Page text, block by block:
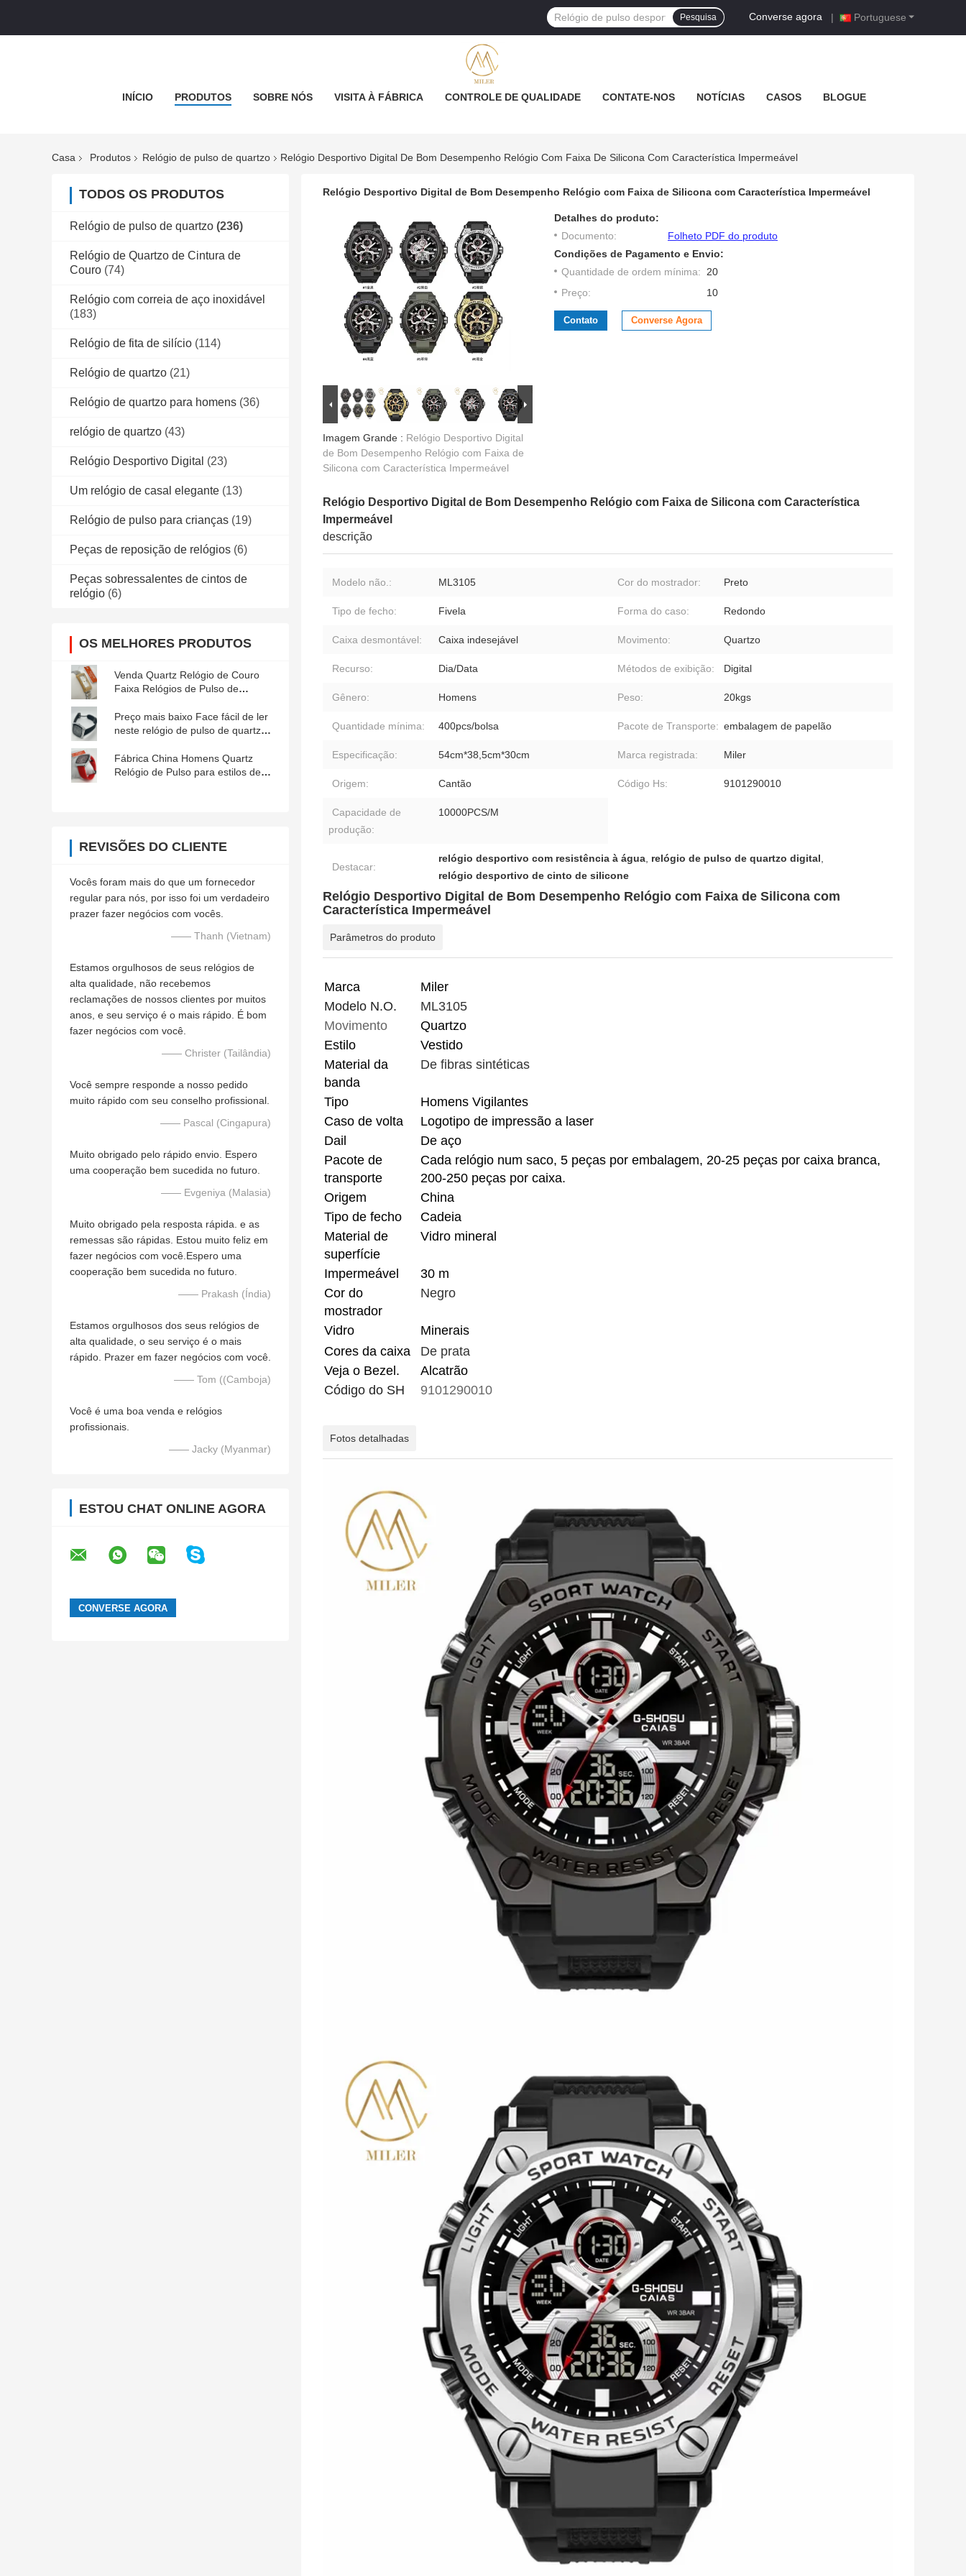
Portuguese
Converse agora |
Pesquisa
INÍCIO PRODUTOS SOBRE NÓS VISITA À FÁBRICA CONTROLE DE QUALIDADE CONTATE-NOS NOTÍCIAS CASOS BLOGUE
Casa Produtos Relógio de pulso de quartzo Relógio Desportivo Digital De Bom Desempenho Relógio Com Faixa De Silicona Com Característica Impermeável
TODOS OS PRODUTOS
Relógio de pulso de quartzo (236)
Relógio de Quartzo de Cintura de
Couro (74)
Relógio com correia de aço inoxidável
(183)
Relógio de fita de silício (114)
Relógio de quartzo (21)
Relógio de quartzo para homens (36)
relógio de quartzo (43)
Relógio Desportivo Digital (23)
Um relógio de casal elegante (13)
Relógio de pulso para crianças (19)
Peças de reposição de relógios (6)
Peças sobressalentes de cintos de
relógio (6)
OS MELHORES PRODUTOS
Venda Quartz Relógio de Couro
Faixa Relógios de Pulso de
Preço mais baixo Face fácil de ler
neste relógio de pulso de quartzo
pouca luz
Fábrica China Homens Quartz
Relógio de Pulso para estilos de
REVISÕES DO CLIENTE
Vocês foram mais do que um fornecedor
regular para nós, por isso foi um verdadeiro
prazer fazer negócios com vocês.
—— Thanh (Vietnam)
Estamos orgulhosos de seus relógios de
alta qualidade, não recebemos
reclamações de nossos clientes por muitos
anos, e seu serviço é o mais rápido. É bom
fazer negócios com você.
—— Christer (Tailândia)
Você sempre responde a nosso pedido
muito rápido com seu conselho profissional.
—— Pascal (Cingapura)
Muito obrigado pelo rápido envio. Espero
uma cooperação bem sucedida no futuro.
—— Evgeniya (Malasia)
Muito obrigado pela resposta rápida. e as
remessas são rápidas. Estou muito feliz em
fazer negócios com você.Espero uma
cooperação bem sucedida no futuro.
—— Prakash (Índia)
Estamos orgulhosos dos seus relógios de
alta qualidade, o seu serviço é o mais
rápido. Prazer em fazer negócios com você.
—— Tom ((Camboja)
Você é uma boa venda e relógios
profissionais.
—— Jacky (Myanmar)
ESTOU CHAT ONLINE AGORA
Relógio Desportivo Digital de Bom Desempenho Relógio com Faixa de Silicona com Característica Impermeável
Imagem Grande : Relógio Desportivo Digital
de Bom Desempenho Relógio com Faixa de
Silicona com Característica Impermeável
Detalhes do produto:
Documento:
Folheto PDF do produto
Condições de Pagamento e Envio:
Quantidade de ordem mínima: 20
Preço:
10
Contato Converse Agora
Relógio Desportivo Digital de Bom Desempenho Relógio com Faixa de Silicona com Característica
Impermeável
descrição
Modelo não.: ML3105 Cor do mostrador: Preto
Tipo de fecho: Fivela Forma do caso: Redondo
Caixa desmontável: Caixa indesejável Movimento: Quartzo
Recurso: Dia/Data Métodos de exibição: Digital
Gênero: Homens Peso: 20kgs
Quantidade mínima: 400pcs/bolsa Pacote de Transporte: embalagem de papelão
Especificação: 54cm*38,5cm*30cm Marca registrada: Miler
Origem: Cantão Código Hs: 9101290010
Capacidade de
produção:
10000PCS/M
Destacar:
relógio desportivo com resistência à água, relógio de pulso de quartzo digital,
relógio desportivo de cinto de silicone
Relógio Desportivo Digital de Bom Desempenho Relógio com Faixa de Silicona com
Característica Impermeável
Parâmetros do produto
Marca
Miler
Modelo N.O.
ML3105
Movimento
Quartzo
Estilo
Vestido
Material da
banda
De fibras sintéticas
Tipo
Homens Vigilantes
Caso de volta
Logotipo de impressão a laser
Dail
De aço
Pacote de
transporte
Cada relógio num saco, 5 peças por embalagem, 20-25 peças por caixa branca,
200-250 peças por caixa.
Origem
China
Tipo de fecho
Cadeia
Material de
superfície
Vidro mineral
Impermeável
30 m
Cor do
mostrador
Negro
Vidro
Minerais
Cores da caixa
De prata
Veja o Bezel.
Alcatrão
Código do SH
9101290010
Fotos detalhadas